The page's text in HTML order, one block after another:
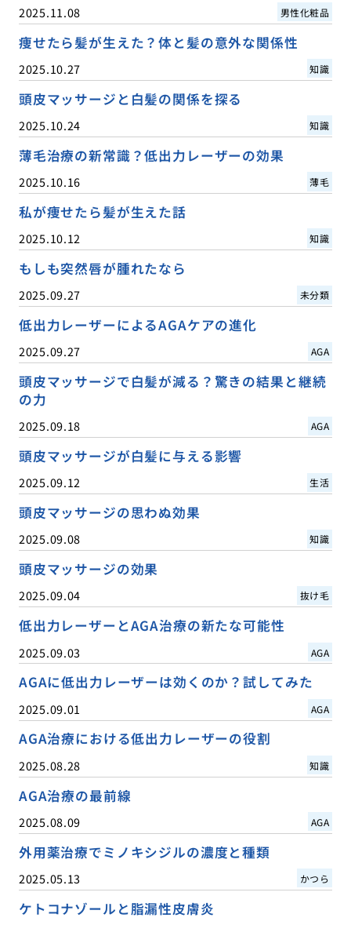
2025.11.08 男性化粧品
痩せたら髪が生えた？体と髪の意外な関係性
2025.10.27 知識
頭皮マッサージと白髪の関係を探る
2025.10.24 知識
薄毛治療の新常識？低出力レーザーの効果
2025.10.16 薄毛
私が痩せたら髪が生えた話
2025.10.12 知識
もしも突然唇が腫れたなら
2025.09.27 未分類
低出力レーザーによるAGAケアの進化
2025.09.27 AGA
頭皮マッサージで白髪が減る？驚きの結果と継続
の力
2025.09.18 AGA
頭皮マッサージが白髪に与える影響
2025.09.12 生活
頭皮マッサージの思わぬ効果
2025.09.08 知識
頭皮マッサージの効果
2025.09.04 抜け毛
低出力レーザーとAGA治療の新たな可能性
2025.09.03 AGA
AGAに低出力レーザーは効くのか？試してみた
2025.09.01 AGA
AGA治療における低出力レーザーの役割
2025.08.28 知識
AGA治療の最前線
2025.08.09 AGA
外用薬治療でミノキシジルの濃度と種類
2025.05.13 かつら
ケトコナゾールと脂漏性皮膚炎